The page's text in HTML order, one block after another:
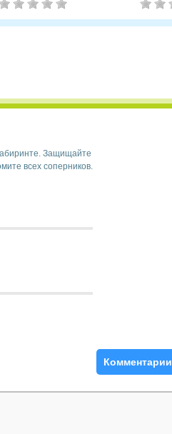
Защищайте
всех соперников.
Комментарии